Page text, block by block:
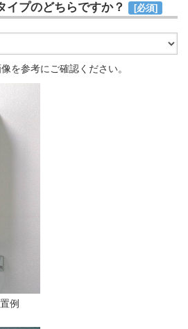
イプのどちらですか？ [必須]
を参考にご確認ください。
例